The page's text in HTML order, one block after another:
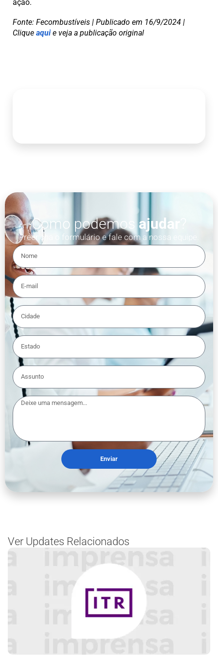
ação.
Fonte: Fecombustíveis | Publicado em 16/9/2024 |
Clique aqui e veja a publicação original
Como podemos ajudar
Preencha o formulário e fale com a nossa equipe.
Enviar
Ver Updates Relacionados